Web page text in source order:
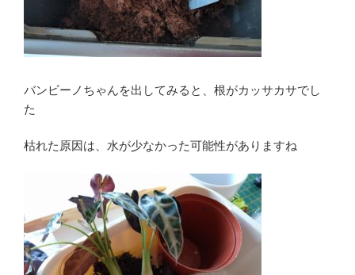
バンビーノちゃんを出してみると、根がカッサカサでし
た
枯れた原因は、水が少なかった可能性がありますね